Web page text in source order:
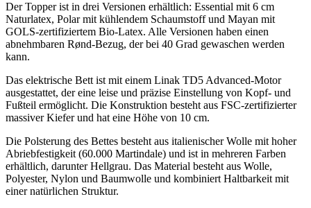
Der Topper ist in drei Versionen erhältlich: Essential mit 6 cm
Naturlatex, Polar mit kühlendem Schaumstoff und Mayan mit
GOLS-zertifiziertem Bio-Latex. Alle Versionen haben einen
abnehmbaren Rønd-Bezug, der bei 40 Grad gewaschen werden
kann.
Das elektrische Bett ist mit einem Linak TD5 Advanced-Motor
ausgestattet, der eine leise und präzise Einstellung von Kopf- und
Fußteil ermöglicht. Die Konstruktion besteht aus FSC-zertifizierter
massiver Kiefer und hat eine Höhe von 10 cm.
Die Polsterung des Bettes besteht aus italienischer Wolle mit hoher
Abriebfestigkeit (60.000 Martindale) und ist in mehreren Farben
erhältlich, darunter Hellgrau. Das Material besteht aus Wolle,
Polyester, Nylon und Baumwolle und kombiniert Haltbarkeit mit
einer natürlichen Struktur.